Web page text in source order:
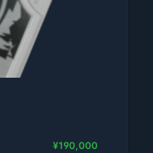
¥190,000